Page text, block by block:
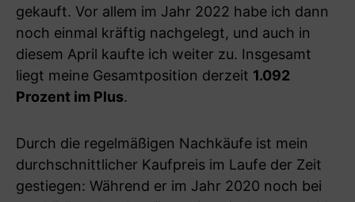
gekauft. Vor allem im Jahr 2022 habe ich dann
noch einmal kräftig nachgelegt, und auch in
diesem April kaufte ich weiter zu. Insgesamt
liegt meine Gesamtposition derzeit 1.092
Prozent im Plus.
Durch die regelmäßigen Nachkäufe ist mein
durchschnittlicher Kaufpreis im Laufe der Zeit
gestiegen: Während er im Jahr 2020 noch bei